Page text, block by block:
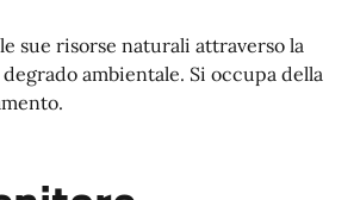
sue risorse naturali attraverso la
ambientale. Si occupa della